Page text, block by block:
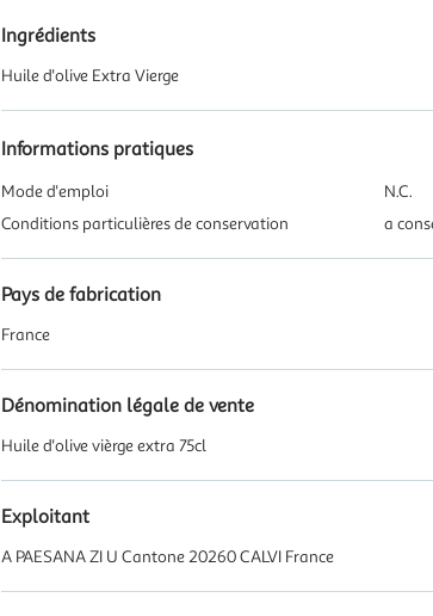
Ingrédients
Huile d'olive Extra Vierge
Informations pratiques
Mode d'emploi
N.C.
Conditions particulières de conservation
a
Pays de fabrication
France
Dénomination légale de vente
Huile d'olive vièrge extra 75cl
Exploitant
A PAESANA ZI U Cantone 20260 CALVI France